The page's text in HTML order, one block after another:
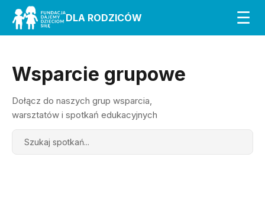
DLA RODZICÓW ☰
Wsparcie grupowe
Dołącz do naszych grup wsparcia,
warsztatów i spotkań edukacyjnych
Search